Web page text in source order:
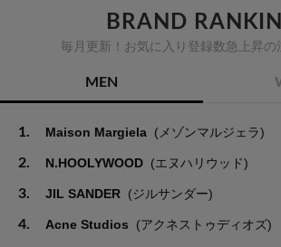
BRAND
毎月更新！お気に入り登録数急上昇の
MEN
1. Maison Margiela (メゾンマルジェラ)
2. N.HOOLYWOOD (エヌハリウッド)
3. JIL SANDER (ジルサンダー)
4. Acne Studios (アクネストゥディオズ)